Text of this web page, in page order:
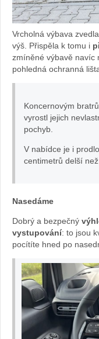
Vrcholná výbava
výš. Přispěla k tomu i
zmíněné výbavě navíc
pohledná ochranná
Koncernovým
vyrostl jejich
pochyb.
V nabídce je i
centimetrů delší
Nasedáme
Dobrý a bezpečný
vystupování: to jsou
pocítíte hned po